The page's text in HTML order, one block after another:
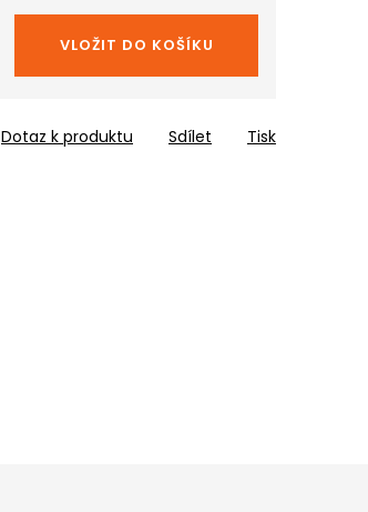
VLOŽIT DO KOŠÍKU
Tisk
Dotaz k produktu Sdílet